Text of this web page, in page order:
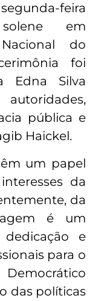
feira
em
do
foi
Edna Silva
pública e
Haickel.
um papel
da
da
é um
e
para o
das políticas